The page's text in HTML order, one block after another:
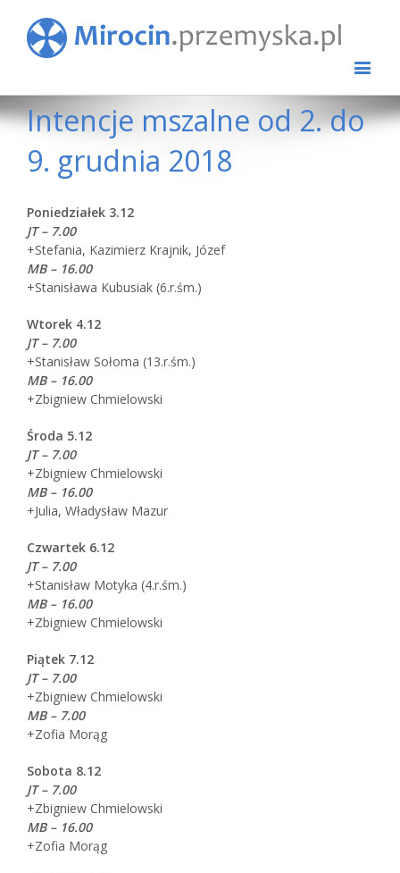
Intencje mszalne od 2. do
9. grudnia 2018
Poniedziałek 3.12
JT – 7.00
+Stefania, Kazimierz Krajnik, Józef
MB – 16.00
+Stanisława Kubusiak (6.r.śm.)
Wtorek 4.12
JT – 7.00
+Stanisław Sołoma (13.r.śm.)
MB – 16.00
+Zbigniew Chmielowski
Środa 5.12
JT – 7.00
+Zbigniew Chmielowski
MB – 16.00
+Julia, Władysław Mazur
Czwartek 6.12
JT – 7.00
+Stanisław Motyka (4.r.śm.)
MB – 16.00
+Zbigniew Chmielowski
Piątek 7.12
JT – 7.00
+Zbigniew Chmielowski
MB – 7.00
+Zofia Morąg
Sobota 8.12
JT – 7.00
+Zbigniew Chmielowski
MB – 16.00
+Zofia Morąg